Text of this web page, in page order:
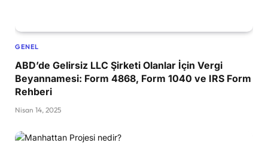
GENEL
ABD’de Gelirsiz LLC Şirketi Olanlar İçin Vergi
Beyannamesi: Form 4868, Form 1040 ve IRS Form
Rehberi
Nisan 14, 2025